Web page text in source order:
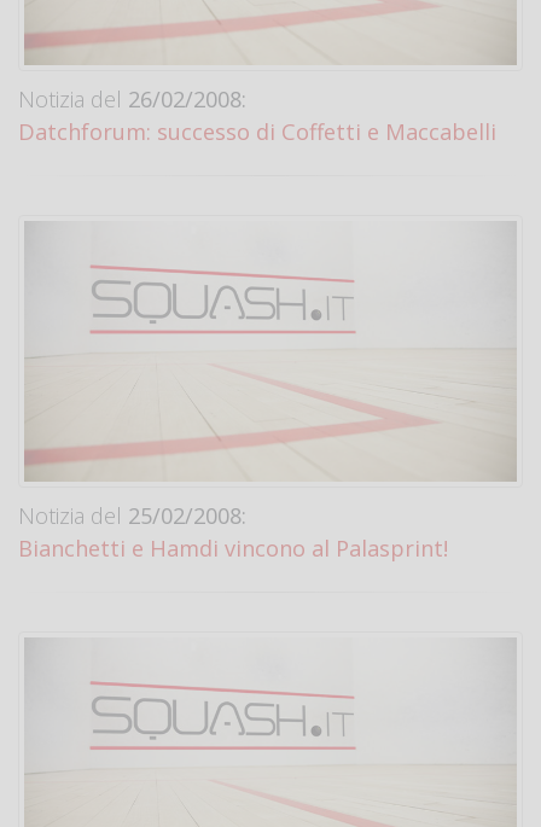
Notizia del 26/02/2008:
Datchforum: successo di Coffetti e Maccabelli
Notizia del 25/02/2008:
Bianchetti e Hamdi vincono al Palasprint!